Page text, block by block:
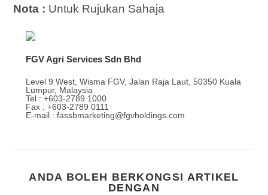
Nota : Untuk Rujukan Sahaja
FGV Agri Services Sdn Bhd
Level 9 West, Wisma FGV, Jalan Raja Laut, 50350 Kuala
Lumpur, Malaysia
Tel : +603-2789 1000
Fax : +603-2789 0111
E-mail : fassbmarketing@fgvholdings.com
ANDA BOLEH BERKONGSI ARTIKEL
DENGAN